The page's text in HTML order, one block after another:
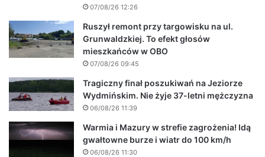
07/08/26 12:26
Ruszył remont przy targowisku na ul.
Grunwaldzkiej. To efekt głosów
mieszkańców w OBO
07/08/26 09:45
Tragiczny finał poszukiwań na Jeziorze
Wydmińskim. Nie żyje 37-letni mężczyzna
06/08/26 11:39
Warmia i Mazury w strefie zagrożenia! Idą
gwałtowne burze i wiatr do 100 km/h
06/08/26 11:30